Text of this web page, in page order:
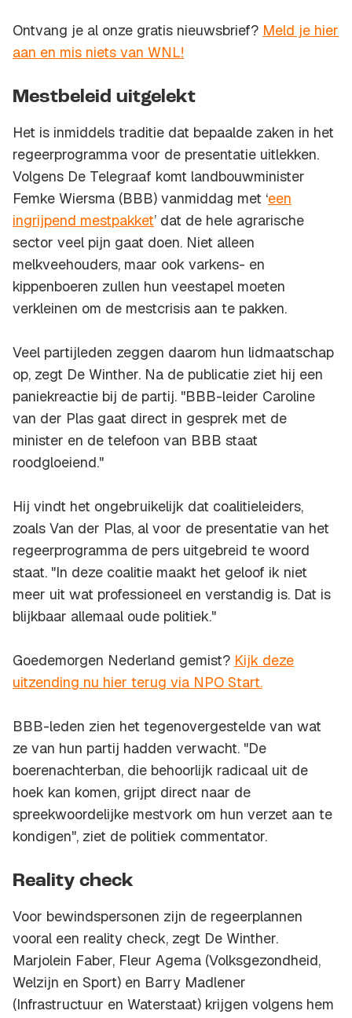
Ontvang je al onze gratis nieuwsbrief? Meld je hier
aan en mis niets van WNL!
Mestbeleid uitgelekt
Het is inmiddels traditie dat bepaalde zaken in het
regeerprogramma voor de presentatie uitlekken.
Volgens De Telegraaf komt landbouwminister
Femke Wiersma (BBB) vanmiddag met ‘een
ingrijpend mestpakket’ dat de hele agrarische
sector veel pijn gaat doen. Niet alleen
melkveehouders, maar ook varkens- en
kippenboeren zullen hun veestapel moeten
verkleinen om de mestcrisis aan te pakken.
Veel partijleden zeggen daarom hun lidmaatschap
op, zegt De Winther. Na de publicatie ziet hij een
paniekreactie bij de partij. "BBB-leider Caroline
van der Plas gaat direct in gesprek met de
minister en de telefoon van BBB staat
roodgloeiend."
Hij vindt het ongebruikelijk dat coalitieleiders,
zoals Van der Plas, al voor de presentatie van het
regeerprogramma de pers uitgebreid te woord
staat. "In deze coalitie maakt het geloof ik niet
meer uit wat professioneel en verstandig is. Dat is
blijkbaar allemaal oude politiek."
Goedemorgen Nederland gemist? Kijk deze
uitzending nu hier terug via NPO Start.
BBB-leden zien het tegenovergestelde van wat
ze van hun partij hadden verwacht. "De
boerenachterban, die behoorlijk radicaal uit de
hoek kan komen, grijpt direct naar de
spreekwoordelijke mestvork om hun verzet aan te
kondigen", ziet de politiek commentator.
Reality check
Voor bewindspersonen zijn de regeerplannen
vooral een reality check, zegt De Winther.
Marjolein Faber, Fleur Agema (Volksgezondheid,
Welzijn en Sport) en Barry Madlener
(Infrastructuur en Waterstaat) krijgen volgens hem